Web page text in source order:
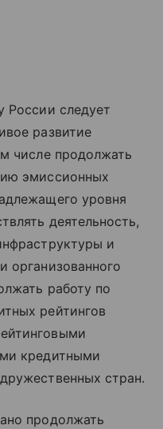
России следует
развитие
числе продолжать
эмиссионных
уровня
деятельность,
и
организованного
работу по
рейтингов
кредитными
стран.
продолжать